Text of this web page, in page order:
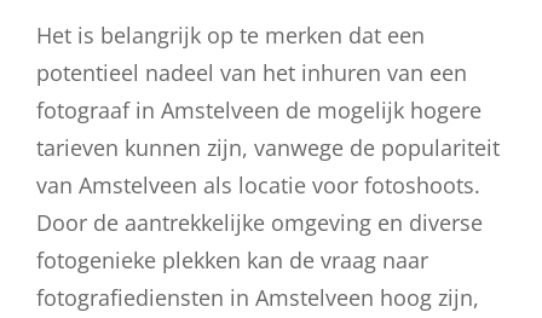
Het is belangrijk op te merken dat een
potentieel nadeel van het inhuren van een
fotograaf in Amstelveen de mogelijk hogere
tarieven kunnen zijn, vanwege de populariteit
van Amstelveen als locatie voor fotoshoots.
Door de aantrekkelijke omgeving en diverse
fotogenieke plekken kan de vraag naar
fotografiediensten in Amstelveen hoog zijn,